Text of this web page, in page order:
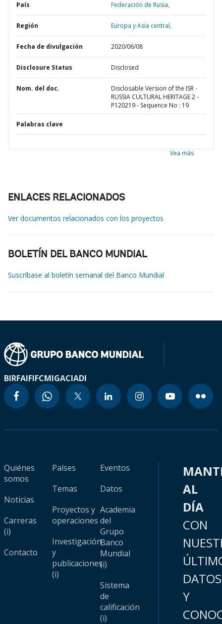
País Federación de Rusia,
Región Europa y Asia central,
Fecha de divulgación 2020/06/08
Disclosure Status Disclosed
Nom. del doc.
Disclosable Version of the ISR -
RUSSIA CULTURAL HERITAGE 2 -
P120219 - Sequence No : 19
Palabras clave
Vea más
ENLACES RELACIONADOS
Ver documentos relacionados con los proyectos
BOLETÍN DEL BANCO MUNDIAL
Suscríbase al boletín semanal del Banco Mundial
BIRFAIFIFCMIGACIADI
Quiénes
somos
Noticias
Carreras
(i)
Contacto
Países
Temas
Proyectos y
operaciones
Investigación
y
publicaciones
(i)
Eventos
Datos
Academia
del
Grupo
Banco
Mundial
(i)
Sistema
de
calificación
(i)
AL
DÍA
CON
DATOS
Y